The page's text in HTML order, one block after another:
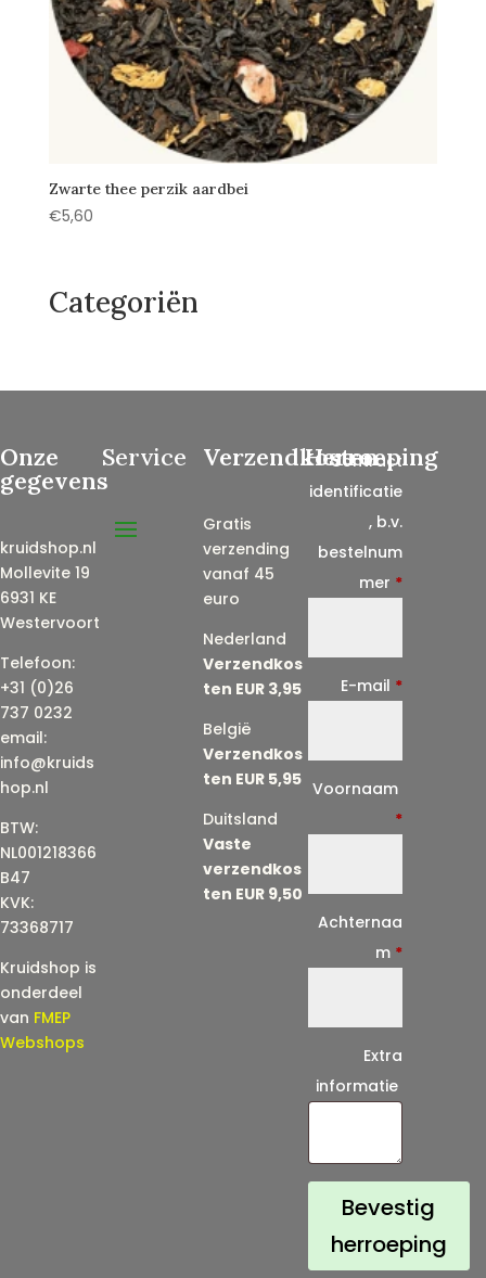
Zwarte thee perzik aardbei
€5,60
Categoriën
Onze
gegevens
kruidshop.nl
Mollevite 19
6931 KE
Westervoort
Telefoon:
+31 (0)26
737 0232
email:
info@kruids
hop.nl
BTW:
NL001218366
B47
KVK:
73368717
Kruidshop is
onderdeel
van FMEP
Webshops
Service Verzendkosten
Gratis
verzending
vanaf 45
euro
Nederland
Verzendkos
ten EUR 3,95
België
Verzendkos
ten EUR 5,95
Duitsland
Vaste
verzendkos
ten EUR 9,50
Herroeping
Contract
identificatie
, b.v.
bestelnum
mer *
E-mail *
l
)
*
Voornaam
*
Achternaa
m *
Extra
informatie
Bevestig
herroeping